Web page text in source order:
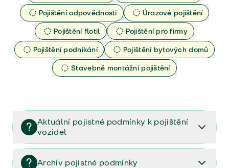
Pojištění odpovědnosti
Úrazové pojištění
Pojištění flotil
Pojištění pro firmy
Pojištění podnikání
Pojištění bytových domů
Stavebně montážní pojištění
Aktuální pojistné podmínky k pojištění
vozidel
Pojištění vozidel/Pojistné podmínky a vše důležité ke
smlouvě (PDF)
Archív pojistné podmínky